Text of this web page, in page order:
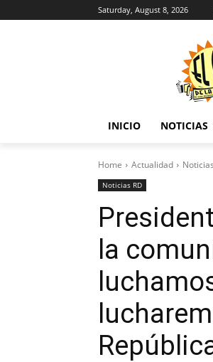
Saturday, August 8, 2026
INICIO NOTICIAS
Home Actualidad
Noticias RD
la